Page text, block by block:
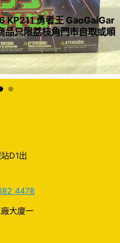
勇者王 GaoGaiGar
品只限荔枝角門市自取或順
D1出
4478
大廈一